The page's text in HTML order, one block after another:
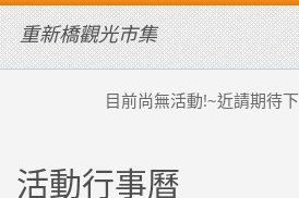
重新橋觀光市集
目前尚無活動!~近請期待
活動行事曆